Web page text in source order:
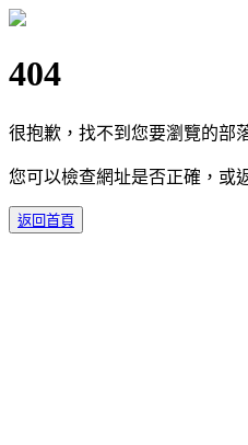
404
很抱歉，找不到您要瀏覽的部
您可以檢查網址是否正確，或
返回首頁